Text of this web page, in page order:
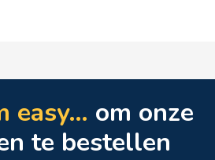
easy… om onze
te bestellen